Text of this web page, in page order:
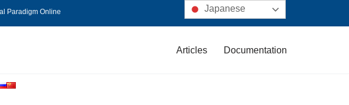
Paradigm Online
Articles Documentation
Japanese